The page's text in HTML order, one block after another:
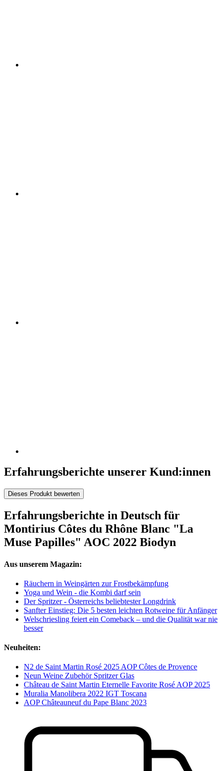
Erfahrungsberichte unserer Kund:innen
Dieses Produkt bewerten
Erfahrungsberichte in Deutsch für
Montirius Côtes du Rhône Blanc "La
Muse Papilles" AOC 2022 Biodyn
Aus unserem Magazin:
Räuchern in Weingärten zur Frostbekämpfung
Yoga und Wein - die Kombi darf sein
Der Spritzer - Österreichs beliebtester Longdrink
Sanfter Einstieg: Die 5 besten leichten Rotweine für Anfänger
Welschriesling feiert ein Comeback – und die Qualität war nie
besser
Neuheiten:
N2 de Saint Martin Rosé 2025 AOP Côtes de Provence
Neun Weine Zubehör Spritzer Glas
Château de Saint Martin Eternelle Favorite Rosé AOP 2025
Muralia Manolibera 2022 IGT Toscana
AOP Châteauneuf du Pape Blanc 2023